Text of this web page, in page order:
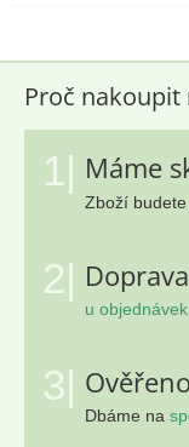
Proč
1| Máme
Zboží budete
2|
u
3|
Dbáme na